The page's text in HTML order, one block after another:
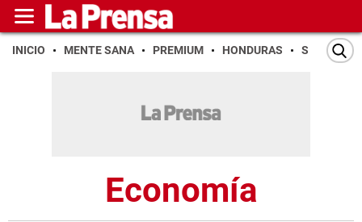
INICIO MENTE SANA PREMIUM HONDURAS SAN PEDRO
Economía